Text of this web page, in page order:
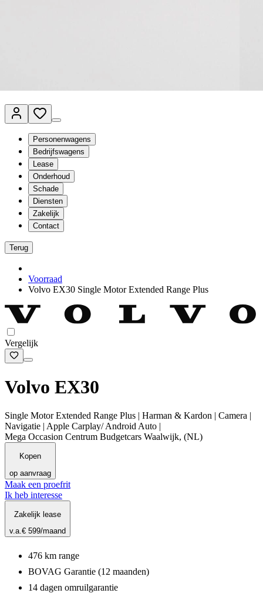
Personenwagens
Bedrijfswagens
Lease
Onderhoud
Schade
Diensten
Zakelijk
Contact
Terug
Voorraad
Volvo EX30 Single Motor Extended Range Plus
Vergelijk
Volvo EX30
Single Motor Extended Range Plus | Harman & Kardon | Camera |
Navigatie | Apple Carplay/ Android Auto |
Mega Occasion Centrum Budgetcars Waalwijk, (NL)
Kopen
op aanvraag
Maak een proefrit
Ik heb interesse
Zakelijk lease
v.a.€ 599/maand
476 km range
BOVAG Garantie (12 maanden)
14 dagen omruilgarantie